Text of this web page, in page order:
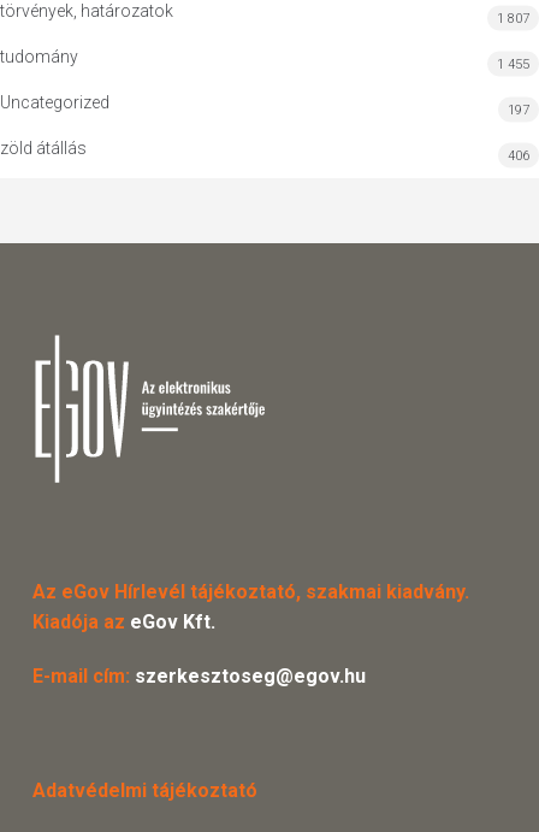
törvények, határozatok 1 807
tudomány 1 455
Uncategorized 197
zöld átállás 406
Az eGov Hírlevél tájékoztató, szakmai kiadvány.
Kiadója az eGov Kft.
E-mail cím: szerkesztoseg@egov.hu
Adatvédelmi tájékoztató